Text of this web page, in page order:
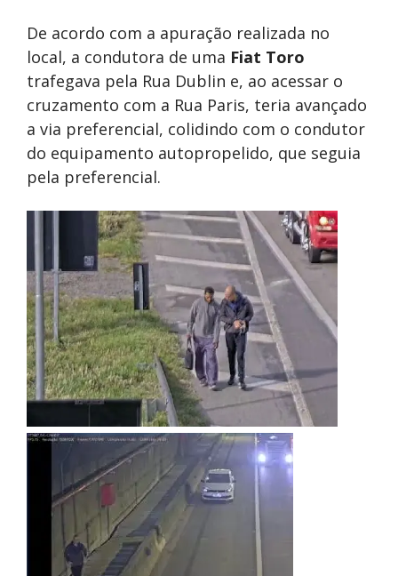
De acordo com a apuração realizada no
local, a condutora de uma Fiat Toro
trafegava pela Rua Dublin e, ao acessar o
cruzamento com a Rua Paris, teria avançado
a via preferencial, colidindo com o condutor
do equipamento autopropelido, que seguia
pela preferencial.